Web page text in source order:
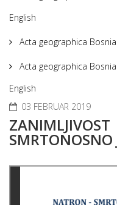
English
Acta geographica
Acta geographica
English
03 FEBRUAR 2019
SMRTONOSNO